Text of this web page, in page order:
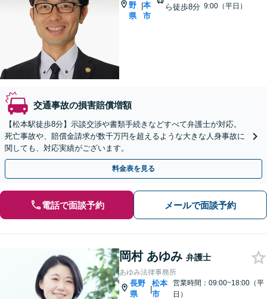
野
県
|本
市
ら徒歩8分 9:00（平日）
交通事故の損害賠償増額
【松本駅徒歩8分】示談交渉や書類手続きなどすべて弁護士が対応。
死亡事故や、賠償金請求が数千万円を超えるような大きな人身事故に
関しても、対応実績がございます。
料金表を見る
電話で面談予約 メールで面談予約
岡村 あゆみ 弁護士
あゆみ法律事務所
長野
県
|
松本
市
営業時間：09:00~18:00（平
日）